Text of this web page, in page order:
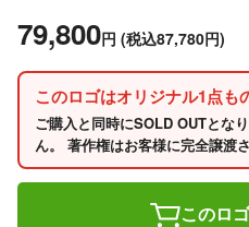
79,800円 (税込87,780円)
このロゴはオリジナル1点も
ご購入と同時にSOLD OUTとな
ん。 著作権はお客様に完全譲渡さ
このロ